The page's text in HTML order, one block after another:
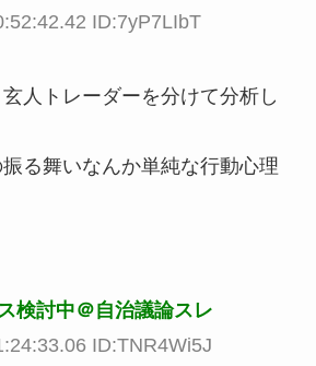
ID:7yP7LIbT
人トレーダーを分けて分析し
る舞いなんか単純な行動心理
検討中＠自治議論スレ
ID:TNR4Wi5J